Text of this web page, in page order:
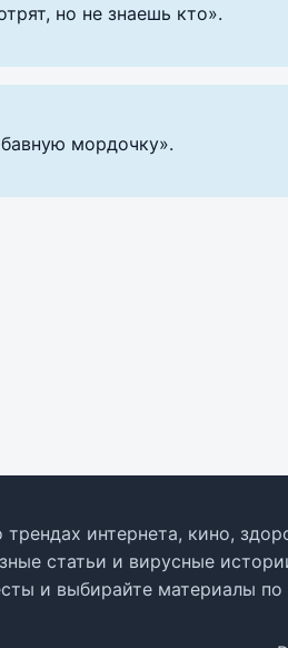
но не знаешь кто».
мордочку».
интернета, кино,
статьи и вирусные
и выбирайте материалы по